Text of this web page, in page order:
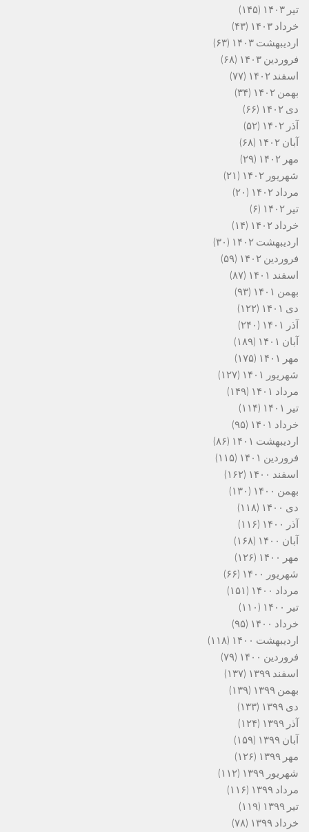
تیر ۱۴۰۳
(۱۴۵)
خرداد ۱۴۰۳
(۴۳)
اردیبهشت ۱۴۰۳
(۶۳)
فروردین ۱۴۰۳
(۶۸)
اسفند ۱۴۰۲
(۷۷)
بهمن ۱۴۰۲
(۳۴)
دی ۱۴۰۲
(۶۶)
آذر ۱۴۰۲
(۵۲)
آبان ۱۴۰۲
(۶۸)
مهر ۱۴۰۲
(۲۹)
شهریور ۱۴۰۲
(۲۱)
مرداد ۱۴۰۲
(۲۰)
تیر ۱۴۰۲
(۶)
خرداد ۱۴۰۲
(۱۴)
اردیبهشت ۱۴۰۲
(۳۰)
فروردین ۱۴۰۲
(۵۹)
اسفند ۱۴۰۱
(۸۷)
بهمن ۱۴۰۱
(۹۳)
دی ۱۴۰۱
(۱۲۲)
آذر ۱۴۰۱
(۲۴۰)
آبان ۱۴۰۱
(۱۸۹)
مهر ۱۴۰۱
(۱۷۵)
شهریور ۱۴۰۱
(۱۲۷)
مرداد ۱۴۰۱
(۱۴۹)
تیر ۱۴۰۱
(۱۱۴)
خرداد ۱۴۰۱
(۹۵)
اردیبهشت ۱۴۰۱
(۸۶)
فروردین ۱۴۰۱
(۱۱۵)
اسفند ۱۴۰۰
(۱۶۲)
بهمن ۱۴۰۰
(۱۳۰)
دی ۱۴۰۰
(۱۱۸)
آذر ۱۴۰۰
(۱۱۶)
آبان ۱۴۰۰
(۱۶۸)
مهر ۱۴۰۰
(۱۲۶)
شهریور ۱۴۰۰
(۶۶)
مرداد ۱۴۰۰
(۱۵۱)
تیر ۱۴۰۰
(۱۱۰)
خرداد ۱۴۰۰
(۹۵)
اردیبهشت ۱۴۰۰
(۱۱۸)
فروردین ۱۴۰۰
(۷۹)
اسفند ۱۳۹۹
(۱۳۷)
بهمن ۱۳۹۹
(۱۳۹)
دی ۱۳۹۹
(۱۳۳)
آذر ۱۳۹۹
(۱۲۴)
آبان ۱۳۹۹
(۱۵۹)
مهر ۱۳۹۹
(۱۲۶)
شهریور ۱۳۹۹
(۱۱۲)
مرداد ۱۳۹۹
(۱۱۶)
تیر ۱۳۹۹
(۱۱۹)
خرداد ۱۳۹۹
(۷۸)